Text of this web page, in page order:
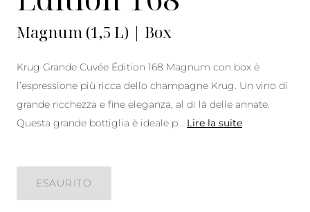
Magnum (1,5 L) | Box
Krug Grande Cuvée Édition 168 Magnum con box è
l’espressione più ricca dello champagne Krug. Un vino di
grande ricchezza e fine eleganza, al di là delle annate.
Questa grande bottiglia è ideale p
Lire la suite
ESAURITO